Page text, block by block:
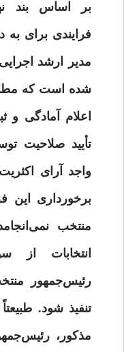
فرایندی برای
مدیر ارشد
شده است که
اعلام آمادگی
تأیید صلاحیت
واجد آرای
برخورداری این
منتخب
انتخابات از
رئیس‌جمهور
تنفیذ شود.
مذکور،